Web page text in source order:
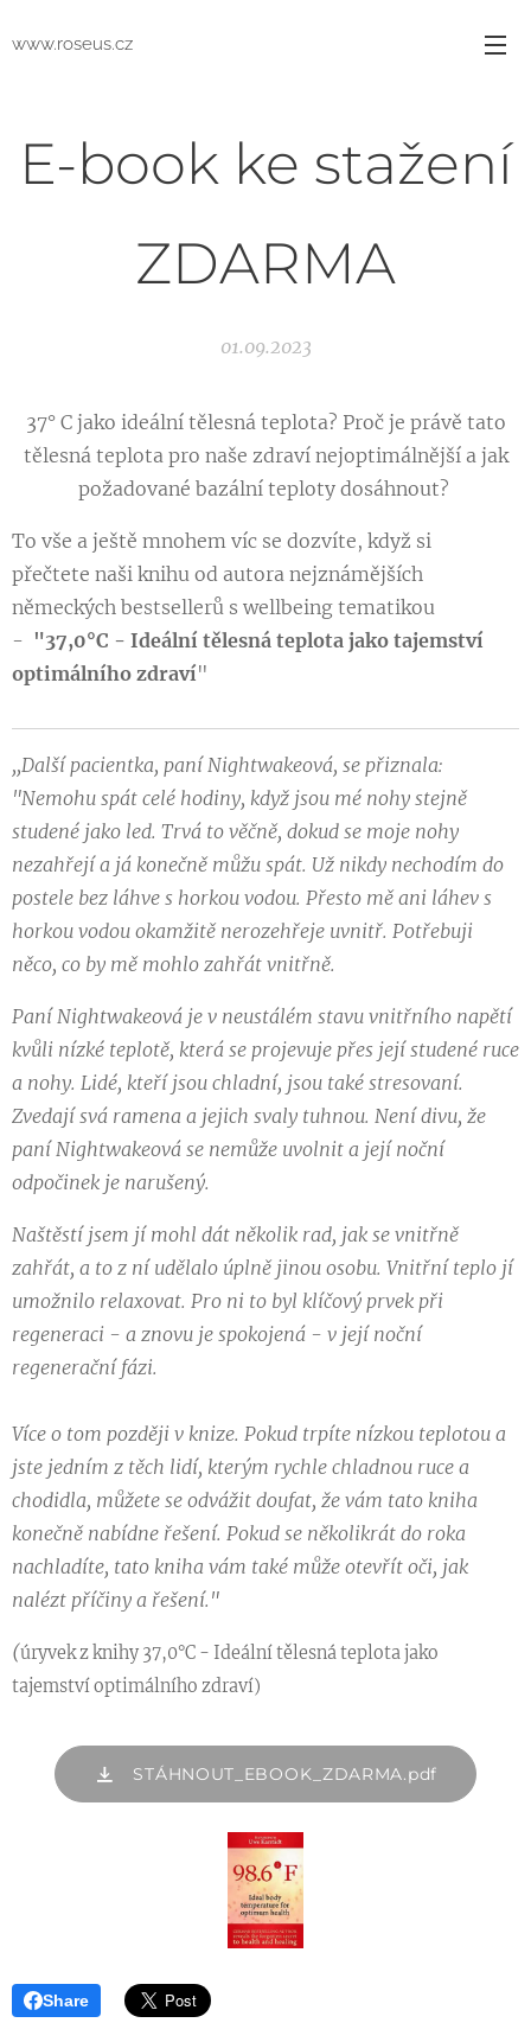
www.roseus.cz
E-book ke stažení
ZDARMA
01.09.2023
37° C jako ideální tělesná teplota? Proč je právě tato
tělesná teplota pro naše zdraví nejoptimálnější a jak
požadované bazální teploty dosáhnout?
To vše a ještě mnohem víc se dozvíte, když si
přečtete naši knihu od autora nejznámějších
německých bestsellerů s wellbeing tematikou
- "37,0°C - Ideální tělesná teplota jako tajemství
optimálního zdraví"
,,Další pacientka, paní Nightwakeová, se přiznala:
"Nemohu spát celé hodiny, když jsou mé nohy stejně
studené jako led. Trvá to věčně, dokud se moje nohy
nezahřejí a já konečně můžu spát. Už nikdy nechodím do
postele bez láhve s horkou vodou. Přesto mě ani láhev s
horkou vodou okamžitě nerozehřeje uvnitř. Potřebuji
něco, co by mě mohlo zahřát vnitřně.
Paní Nightwakeová je v neustálém stavu vnitřního napětí
kvůli nízké teplotě, která se projevuje přes její studené ruce
a nohy. Lidé, kteří jsou chladní, jsou také stresovaní.
Zvedají svá ramena a jejich svaly tuhnou. Není divu, že
paní Nightwakeová se nemůže uvolnit a její noční
odpočinek je narušený.
Naštěstí jsem jí mohl dát několik rad, jak se vnitřně
zahřát, a to z ní udělalo úplně jinou osobu. Vnitřní teplo jí
umožnilo relaxovat. Pro ni to byl klíčový prvek při
regeneraci - a znovu je spokojená - v její noční
regenerační fázi.
Více o tom později v knize. Pokud trpíte nízkou teplotou a
jste jedním z těch lidí, kterým rychle chladnou ruce a
chodidla, můžete se odvážit doufat, že vám tato kniha
konečně nabídne řešení. Pokud se několikrát do roka
nachladíte, tato kniha vám také může otevřít oči, jak
nalézt příčiny a řešení."
(úryvek z knihy 37,0°C - Ideální tělesná teplota jako
tajemství optimálního zdraví)
STÁHNOUT_EBOOK_ZDARMA.pdf
Share